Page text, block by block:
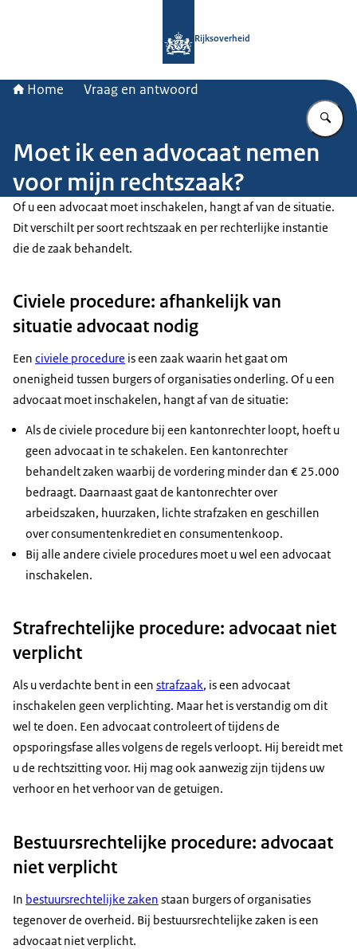
Rijksoverheid
Home Vraag en antwoord
Moet ik een advocaat nemen
voor mijn rechtszaak?
Of u een advocaat moet inschakelen, hangt af van de situatie.
Dit verschilt per soort rechtszaak en per rechterlijke instantie
die de zaak behandelt.
Civiele procedure: afhankelijk van
situatie advocaat nodig
Een civiele procedure is een zaak waarin het gaat om
onenigheid tussen burgers of organisaties onderling. Of u een
advocaat moet inschakelen, hangt af van de situatie:
Als de civiele procedure bij een kantonrechter loopt, hoeft u
geen advocaat in te schakelen. Een kantonrechter
behandelt zaken waarbij de vordering minder dan € 25.000
bedraagt. Daarnaast gaat de kantonrechter over
arbeidszaken, huurzaken, lichte strafzaken en geschillen
over consumentenkrediet en consumentenkoop.
Bij alle andere civiele procedures moet u wel een advocaat
inschakelen.
Strafrechtelijke procedure: advocaat niet
verplicht
Als u verdachte bent in een strafzaak, is een advocaat
inschakelen geen verplichting. Maar het is verstandig om dit
wel te doen. Een advocaat controleert of tijdens de
opsporingsfase alles volgens de regels verloopt. Hij bereidt met
u de rechtszitting voor. Hij mag ook aanwezig zijn tijdens uw
verhoor en het verhoor van de getuigen.
Bestuursrechtelijke procedure: advocaat
niet verplicht
In bestuursrechtelijke zaken staan burgers of organisaties
tegenover de overheid. Bij bestuursrechtelijke zaken is een
advocaat niet verplicht.